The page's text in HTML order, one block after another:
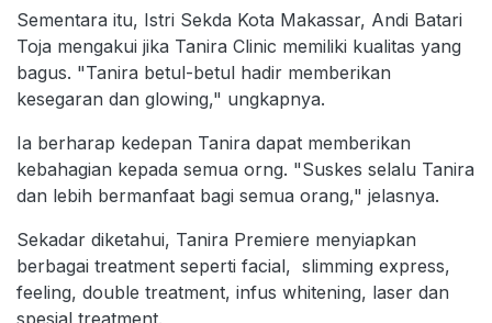
Sementara itu, Istri Sekda Kota Makassar, Andi Batari
Toja mengakui jika Tanira Clinic memiliki kualitas yang
bagus. "Tanira betul-betul hadir memberikan
kesegaran dan glowing," ungkapnya.
Ia berharap kedepan Tanira dapat memberikan
kebahagian kepada semua orng. "Suskes selalu Tanira
dan lebih bermanfaat bagi semua orang," jelasnya.
Sekadar diketahui, Tanira Premiere menyiapkan
berbagai treatment seperti facial, slimming express,
feeling, double treatment, infus whitening, laser dan